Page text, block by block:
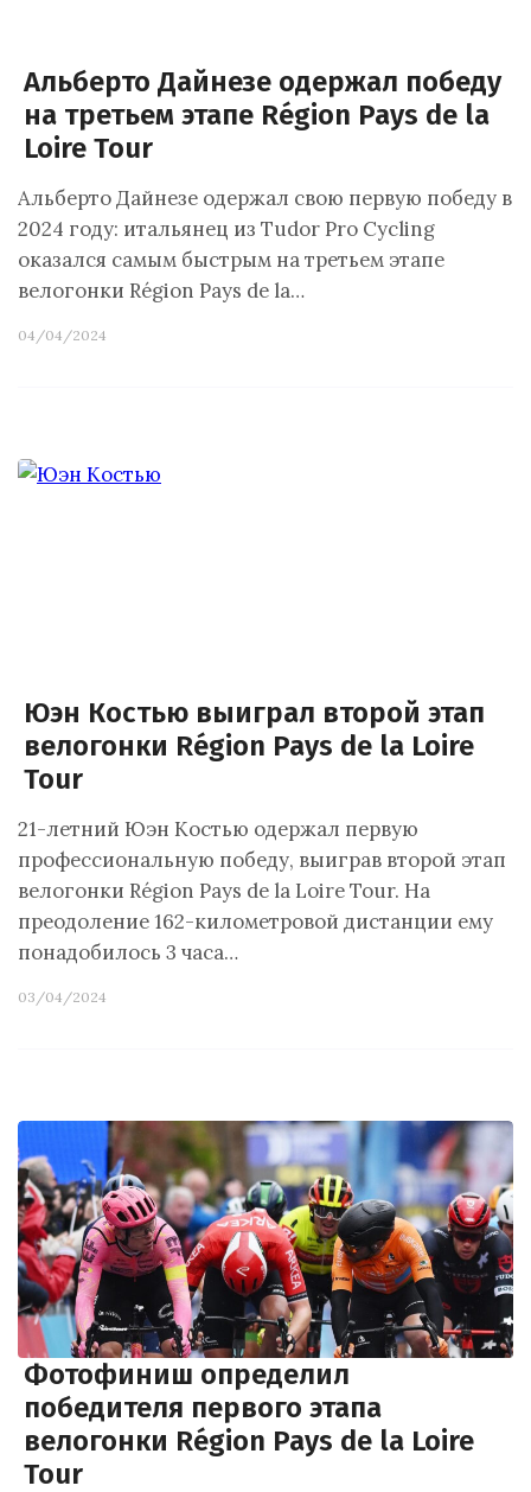
Альберто Дайнезе одержал победу
на третьем этапе Région Pays de la
Loire Tour
Альберто Дайнезе одержал свою первую победу в
2024 году: итальянец из Tudor Pro Cycling
оказался самым быстрым на третьем этапе
велогонки Région Pays de la…
04/04/2024
Юэн Костью выиграл второй этап
велогонки Région Pays de la Loire
Tour
21-летний Юэн Костью одержал первую
профессиональную победу, выиграв второй этап
велогонки Région Pays de la Loire Tour. На
преодоление 162-километровой дистанции ему
понадобилось 3 часа…
03/04/2024
Фотофиниш определил
победителя первого этапа
велогонки Région Pays de la Loire
Tour